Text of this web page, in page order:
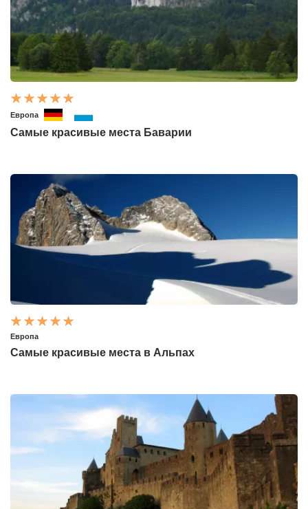
Европа
Самые красивые места Баварии
Европа
Самые красивые места в Альпах